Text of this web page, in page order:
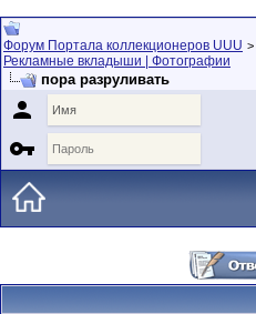
Форум Портала коллекционеров UUU >
Рекламные вкладыши | Фотографии
пора разруливать

